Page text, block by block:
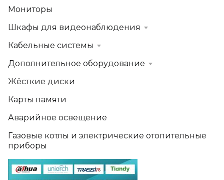
Мониторы
Шкафы для видеонаблюдения
Кабельные системы
Дополнительное оборудование
Жёсткие диски
Карты памяти
Аварийное освещение
Газовые котлы и электрические отопительные
приборы